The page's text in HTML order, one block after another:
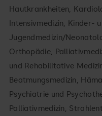
Hautkrankheiten,
Intensivmedizin, Kinder-
Jugendmedizin/
Orthopädie,
und Rehabilitative
Beatmungsmedizin,
Psychiatrie und
Palliativmedizin,